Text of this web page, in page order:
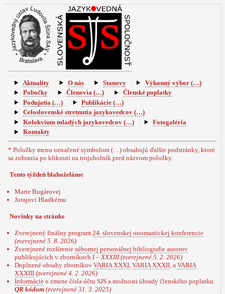
Aktuality O nás Stanovy
Výkonný výbor (…)
Pobočky
Členovia (…)
Členské poplatky
Podujatia (…)
Publikácie (…)
Celoslovenské stretnutia jazykovedcov (…)
Kolokvium mladých jazykovedcov (…)
Fotogaléria
Kontakty
* Položky menu označené symbolom (…) obsahujú ďalšie podstránky, ktoré
sa zobrazia po kliknutí na trojuholník pred názvom položky.
Tento týždeň blahoželáme
Marte Bugárovej
Jurajovi Hladkému
Novinky na stránke
Zverejnený finálny program 24. slovenskej onomastickej konferencie
(zverejnené 5. 8. 2026)
Zverejnené rozšírenie súbornej personálnej bibliografie autorov
publikujúcich v zborníkoch I – XXXIII (zverejnené 5. 2. 2026)
Doplnené obsahy zborníkov VARIA XXXI, VARIA XXXII, a VARIA
XXXIII (zverejnené 4. 2. 2026)
Informácie o zmene čísla účtu SJS a možnosti úhrady členského poplatku
QR kódom (zverejnené 31. 3. 2025)